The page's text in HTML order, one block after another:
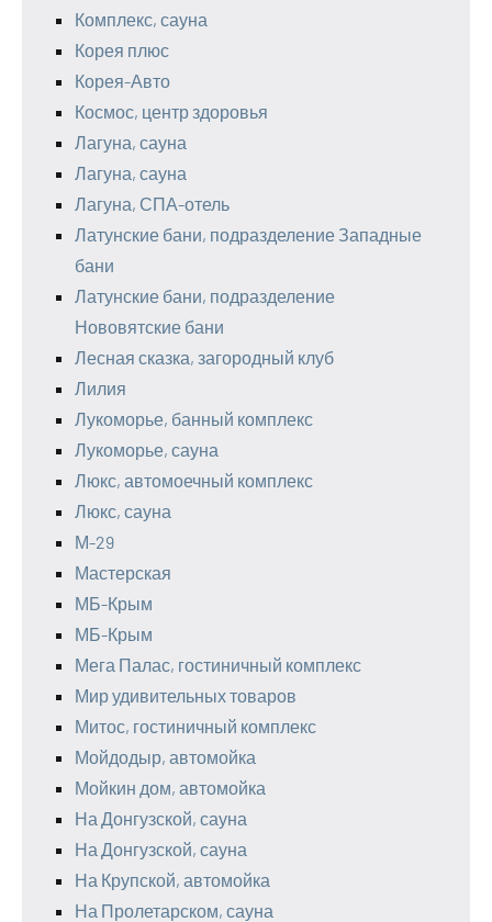
Комплекс, сауна
Корея плюс
Корея-Авто
Космос, центр здоровья
Лагуна, сауна
Лагуна, сауна
Лагуна, СПА-отель
Латунские бани, подразделение Западные
бани
Латунские бани, подразделение
Нововятские бани
Лесная сказка, загородный клуб
Лилия
Лукоморье, банный комплекс
Лукоморье, сауна
Люкс, автомоечный комплекс
Люкс, сауна
М-29
Мастерская
МБ-Крым
МБ-Крым
Мега Палас, гостиничный комплекс
Мир удивительных товаров
Митос, гостиничный комплекс
Мойдодыр, автомойка
Мойкин дом, автомойка
На Донгузской, сауна
На Донгузской, сауна
На Крупской, автомойка
На Пролетарском, сауна